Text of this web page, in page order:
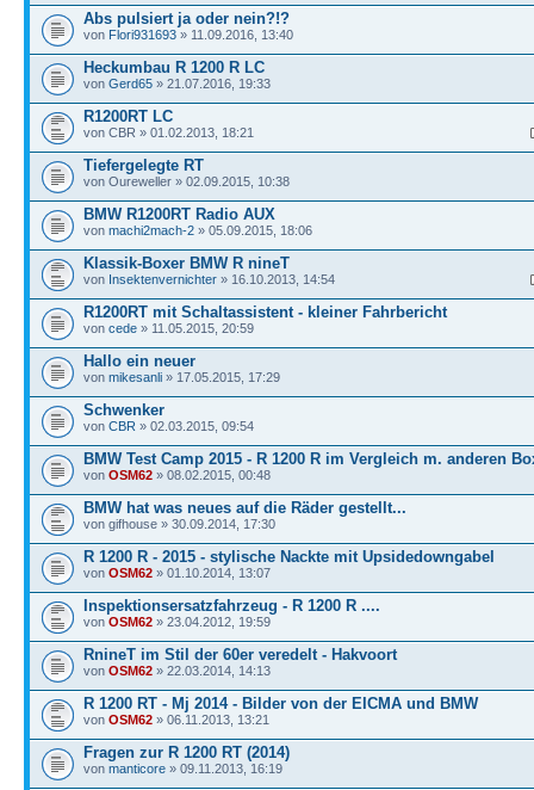
Abs pulsiert ja oder nein?!?
von Flori931693 » 11.09.2016, 13:40
Heckumbau R 1200 R LC
von Gerd65 » 21.07.2016, 19:33
R1200RT LC
von CBR » 01.02.2013, 18:21
Tiefergelegte RT
von Oureweller » 02.09.2015, 10:38
BMW R1200RT Radio AUX
von machi2mach-2 » 05.09.2015, 18:06
Klassik-Boxer BMW R nineT
von Insektenvernichter » 16.10.2013, 14:54
R1200RT mit Schaltassistent - kleiner Fahrbericht
von cede » 11.05.2015, 20:59
Hallo ein neuer
von mikesanli » 17.05.2015, 17:29
Schwenker
von CBR » 02.03.2015, 09:54
BMW Test Camp 2015 - R 1200 R im Vergleich m. anderen
von OSM62 » 08.02.2015, 00:48
BMW hat was neues auf die Räder gestellt...
von gifhouse » 30.09.2014, 17:30
R 1200 R - 2015 - stylische Nackte mit Upsidedowngabel
von OSM62 » 01.10.2014, 13:07
Inspektionsersatzfahrzeug - R 1200 R ....
von OSM62 » 23.04.2012, 19:59
RnineT im Stil der 60er veredelt - Hakvoort
von OSM62 » 22.03.2014, 14:13
R 1200 RT - Mj 2014 - Bilder von der EICMA und BMW
von OSM62 » 06.11.2013, 13:21
Fragen zur R 1200 RT (2014)
von manticore » 09.11.2013, 16:19